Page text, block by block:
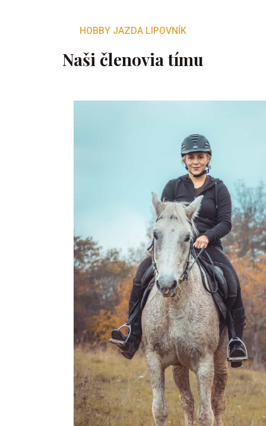
HOBBY JAZDA LIPOVNÍK
Naši členovia tímu